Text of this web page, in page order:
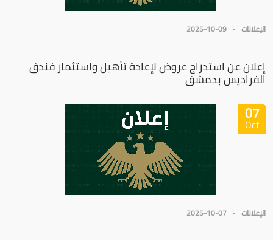
الإعلانات 2025-10-09
إعلان عن استدراج عروض لإعادة تأهيل واستثمار فندق
الفراديس بدمشق
07
Oct
الإعلانات 2025-10-07